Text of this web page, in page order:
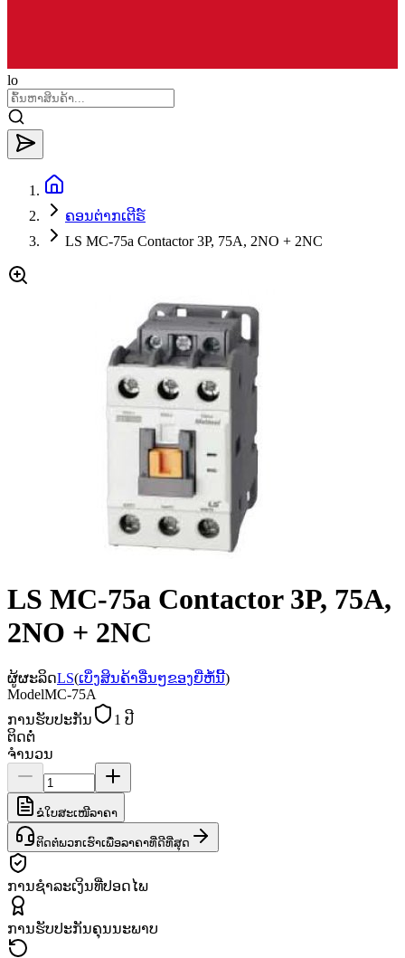
lo
ຄອນຕ່າກເຕີຣ໌
LS MC-75a Contactor 3P, 75A, 2NO + 2NC
LS MC-75a Contactor 3P, 75A,
2NO + 2NC
ຜູ້ຜະລິດLS(ເບິ່ງສິນຄ້າອື່ນໆຂອງຍີ່ຫໍ້ນີ້)
ModelMC-75A
ການຮັບປະກັນ
1 ປີ
ຕິດຕໍ່
ຈຳນວນ
ຂໍໃບສະເໜີລາຄາ
ຕິດຕໍ່ພວກເຮົາເພື່ອລາຄາທີ່ດີທີ່ສຸດ
ການຊຳລະເງິນທີ່ປອດໄພ
ການຮັບປະກັນຄຸນນະພາບ